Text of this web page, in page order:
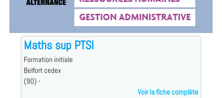
Maths sup PTSI
Formation initiale
Belfort cedex
(90) -
Voir la fiche complète